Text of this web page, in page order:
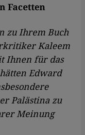
Facetten
zu Ihrem Buch
Kaleem
Ihnen für das
Edward
Palästina zu
Meinung